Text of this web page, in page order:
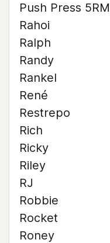
Push Press 5RM
Rahoi
Ralph
Randy
Rankel
René
Restrepo
Rich
Ricky
Riley
RJ
Robbie
Rocket
Roney